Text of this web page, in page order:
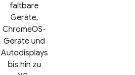
faltbare
Geräte,
ChromeOS-
Geräte und
Autodisplays
bis hin zu